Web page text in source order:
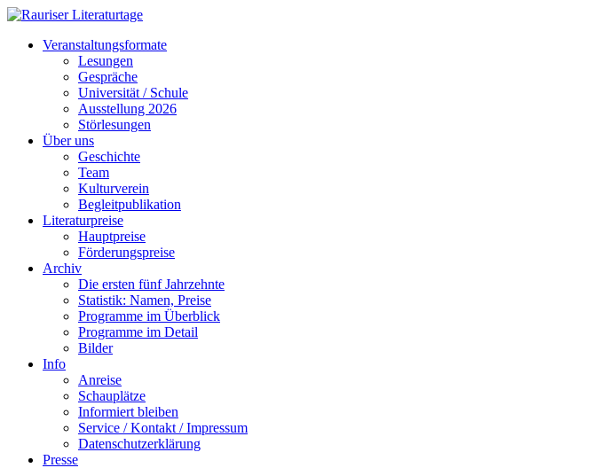
Veranstaltungsformate
Lesungen
Gespräche
Universität / Schule
Ausstellung 2026
Störlesungen
Über uns
Geschichte
Team
Kulturverein
Begleitpublikation
Literaturpreise
Hauptpreise
Förderungspreise
Archiv
Die ersten fünf Jahrzehnte
Statistik: Namen, Preise
Programme im Überblick
Programme im Detail
Bilder
Info
Anreise
Schauplätze
Informiert bleiben
Service / Kontakt / Impressum
Datenschutzerklärung
Presse